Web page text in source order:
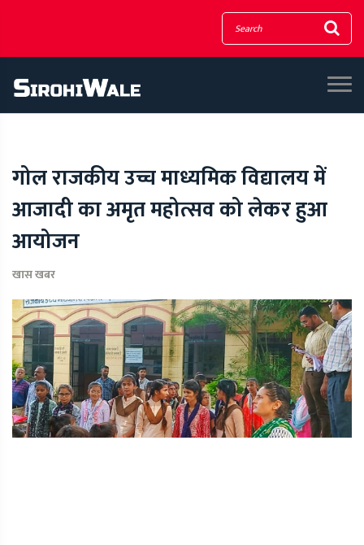
गोल राजकीय उच्च माध्यमिक विद्यालय में
आजादी का अमृत महोत्सव को लेकर हुआ
आयोजन
खास खबर